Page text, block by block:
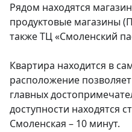
Рядом находятся
продуктовые магазины
также ТЦ «Смоленский
Квартира находится в
расположение
главных
доступности находятся
Смоленская – 10 минут.